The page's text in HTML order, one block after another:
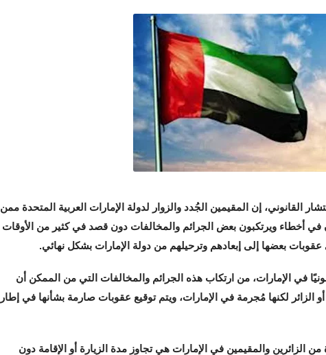
القانوني، إن المقيمين الجُدد والزوار لدولة الإمارات العربية المتحدة ممن
في أخطاء ويرتكبون بعض الجرائم والمخالفات دون قصد في كثير من الأوقات
بعضها إلى إبعادهم وترحيلهم من دولة الإمارات بشكل نهائي.
في الإمارات، من ارتكاب هذه الجرائم والمخالفات التي من الممكن أن
لكنها مُجرمة في الإمارات، ويتم توقيع عقوبات صارمة بشأنها في إطار
الزائرين والمقيمين في الإمارات هي تجاوز مدة الزيارة أو الإقامة دون